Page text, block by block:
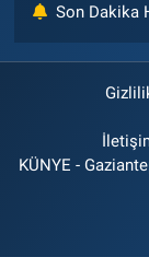
Son Dakika
KÜNYE -